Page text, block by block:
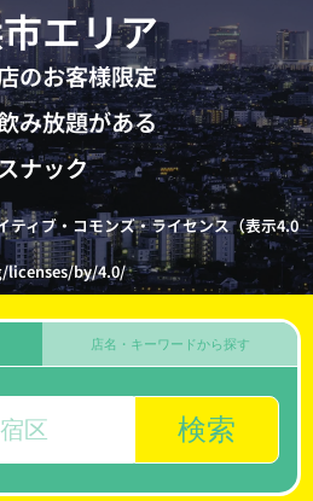
エリア
のお客様限定
み放題がある
ナック
ィブ・コモンズ・ライセンス（表示4.0
licenses/by/4.0/
検索
店名・キーワードから探す